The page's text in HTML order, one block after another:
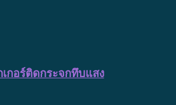
เกอร์ติดกระจกทึบแสง